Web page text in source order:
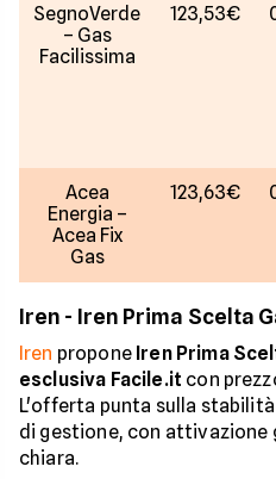
SegnoVerde
– Gas
Facilissima
123,53€
Acea
Energia –
Acea Fix
Gas
123,63€
Iren - Iren Prima Scelta
Iren propone Iren Prima
esclusiva Facile.it con
L'offerta punta sulla
di gestione, con attivazione
chiara.